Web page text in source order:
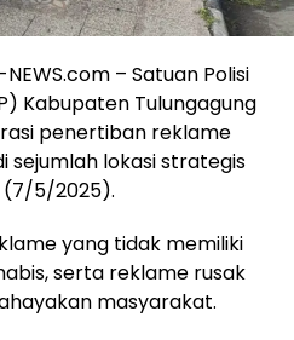
NEWS.com – Satuan Polisi
Kabupaten Tulungagung
penertiban reklame
sejumlah lokasi strategis
(7/5/2025).
yang tidak memiliki
serta reklame rusak
masyarakat.